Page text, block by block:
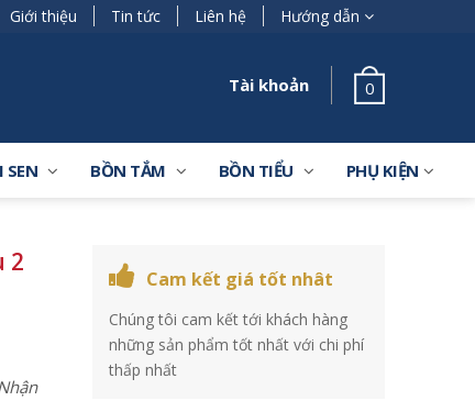
Giới thiệu Tin tức Liên hệ Hướng dẫn
Tài khoản 0
SEN BỒN TẮM BỒN TIỂU PHỤ KIỆN
2
Cam kết giá tốt nhât
Chúng tôi cam kết tới khách hàng
những sản phẩm tốt nhất với chi phí
thấp nhất